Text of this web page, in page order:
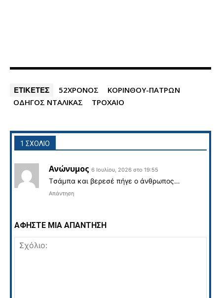
ΕΤΙΚΕΤΕΣ 52ΧΡΟΝΟΣ
ΚΟΡΙΝΘΟΥ-ΠΑΤΡΩΝ
ΟΔΗΓΟΣ ΝΤΑΛΙΚΑΣ
ΤΡΟΧΑΙΟ
1 ΣΧΟΛΙΟ
Ανώνυμος 6 Ιουλίου, 2026 στο 19:55
Tσάμπα και βερεσέ πήγε ο άνθρωπος…
Απάντηση
ΑΦΗΣΤΕ ΜΙΑ ΑΠΑΝΤΗΣΗ